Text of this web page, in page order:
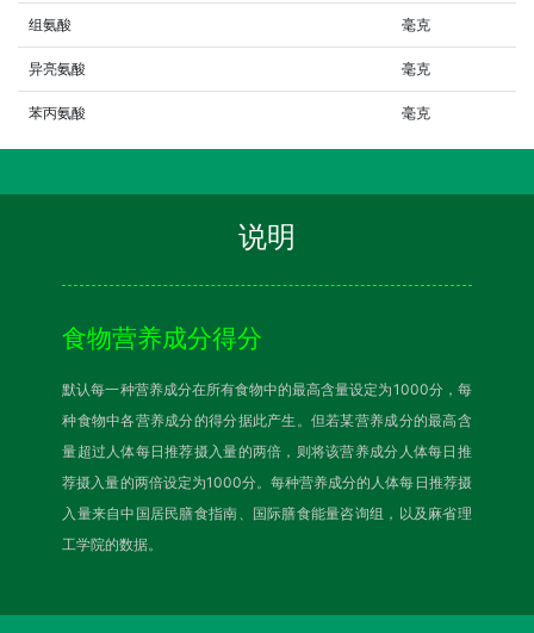
组氨酸 毫克
异亮氨酸 毫克
苯丙氨酸 毫克
说明
食物营养成分得分
默认每一种营养成分在所有食物中的最高含量设定为1000分，每
种食物中各营养成分的得分据此产生。但若某营养成分的最高含
量超过人体每日推荐摄入量的两倍，则将该营养成分人体每日推
荐摄入量的两倍设定为1000分。每种营养成分的人体每日推荐摄
入量来自中国居民膳食指南、国际膳食能量咨询组，以及麻省理
工学院的数据。